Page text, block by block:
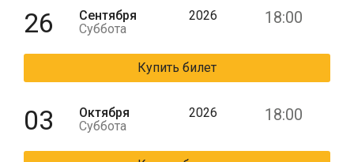
26
Сентября
Суббота
2026 18:00
Купить билет
03
Октября
Суббота
2026 18:00